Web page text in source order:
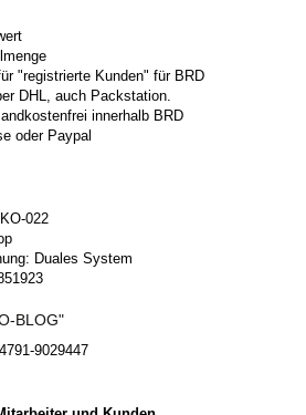
"registrierte Kunden" für BRD
DHL, auch Packstation.
innerhalb BRD
oder Paypal
022
Duales System
BLOG"
9029447